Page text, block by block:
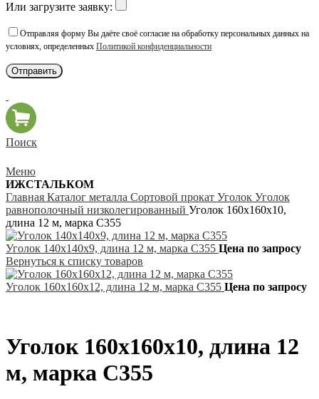
Или загрузите заявку:
Отправляя форму Вы даёте своё согласие на обработку персональных данных на
условиях, определенных Политикой конфиденциальности
Поиск
Меню
ИЖСТАЛЬКОМ
Главная Каталог металла Сортовой прокат Уголок Уголок
равнополочный низколегированный Уголок 160х160х10,
длина 12 м, марка С355
Уголок 140х140х9, длина 12 м, марка С355 Цена по запросу
Вернуться к списку товаров
Уголок 160х160х12, длина 12 м, марка С355 Цена по запросу
Уголок 160х160х10, длина 12
м, марка С355